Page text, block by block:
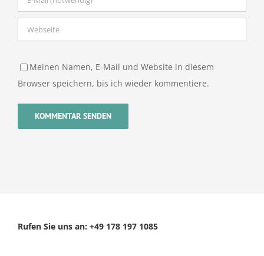
Meinen Namen, E-Mail und Website in diesem
Browser speichern, bis ich wieder kommentiere.
Rufen Sie uns an: +49 178 197 1085